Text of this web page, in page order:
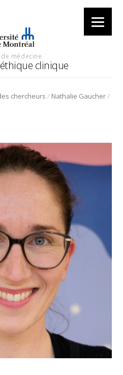
médecine
clinique
chercheurs / Nathalie Gaucher/